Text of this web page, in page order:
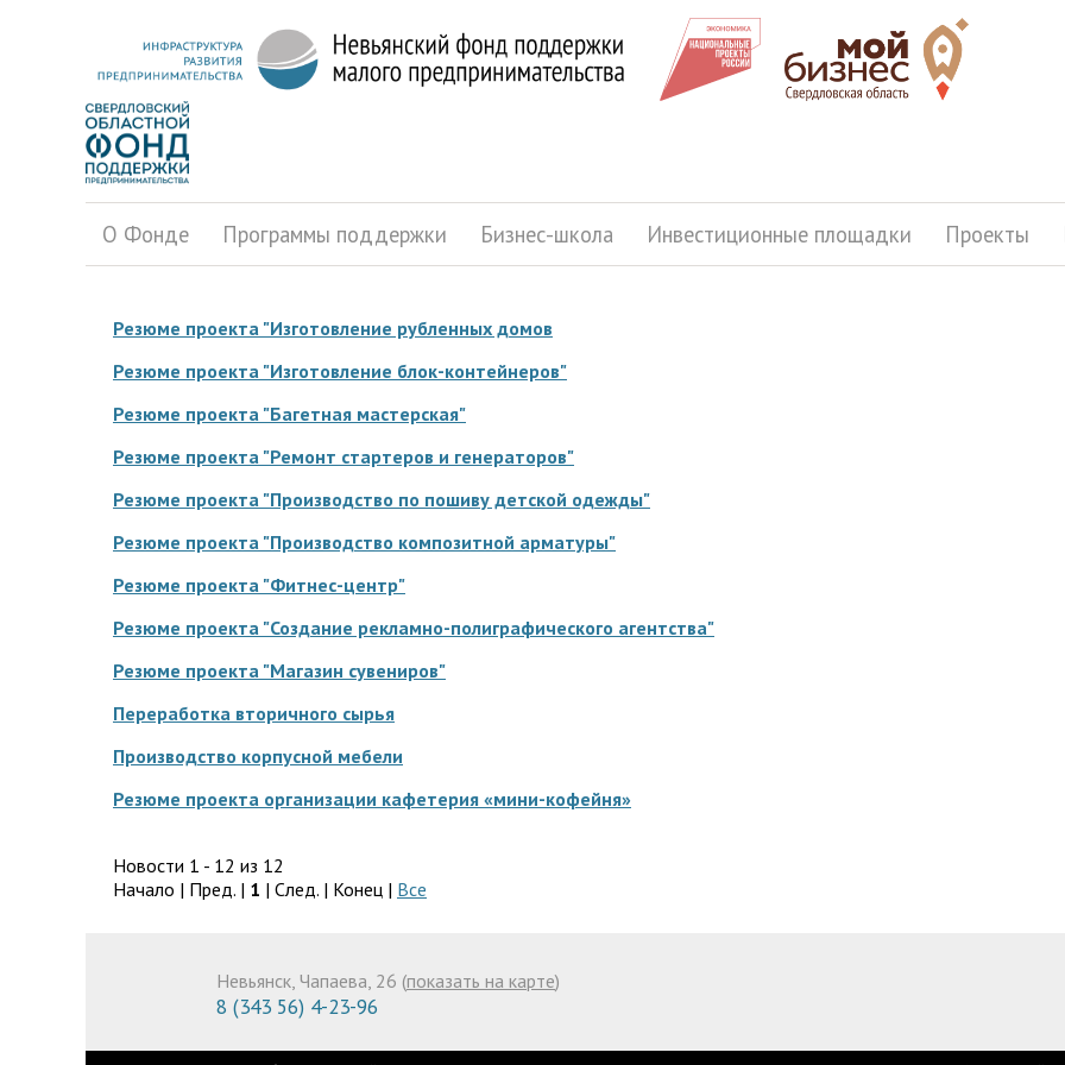
О Фонде Программы поддержки Бизнес-школа Инвестиционные площадки Проекты
Резюме проекта "Изготовление рубленных домов
Резюме проекта "Изготовление блок-контейнеров"
Резюме проекта "Багетная мастерская"
Резюме проекта "Ремонт стартеров и генераторов"
Резюме проекта "Производство по пошиву детской одежды"
Резюме проекта "Производство композитной арматуры"
Резюме проекта "Фитнес-центр"
Резюме проекта "Создание рекламно-полиграфического агентства"
Резюме проекта "Магазин сувениров"
Переработка вторичного сырья
Производство корпусной мебели
Резюме проекта организации кафетерия «мини-кофейня»
Новости 1 - 12 из 12
Начало | Пред. | 1 | След. | Конец | Все
Невьянск, Чапаева, 26 (показать на карте)
8 (343 56) 4-23-96